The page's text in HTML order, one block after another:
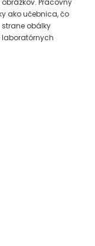
Pracovný
ako učebnica, čo
obálky